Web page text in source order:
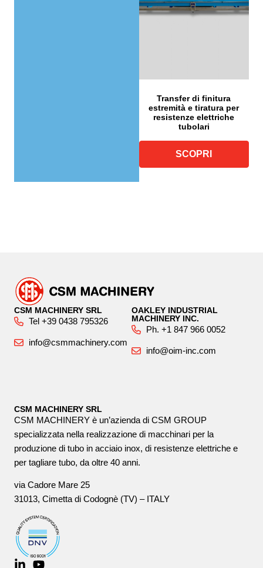
Transfer di finitura
estremità e tiratura per
resistenze elettriche
tubolari
SCOPRI
CSM MACHINERY SRL
Tel +39 0438 795326
info@csmmachinery.com
OAKLEY INDUSTRIAL
MACHINERY INC.
Ph. +1 847 966 0052
info@oim-inc.com
CSM MACHINERY SRL
CSM MACHINERY è un’azienda di CSM GROUP
specializzata nella realizzazione di macchinari per la
produzione di tubo in acciaio inox, di resistenze elettriche e
per tagliare tubo, da oltre 40 anni.
via Cadore Mare 25
31013, Cimetta di Codognè (TV) – ITALY